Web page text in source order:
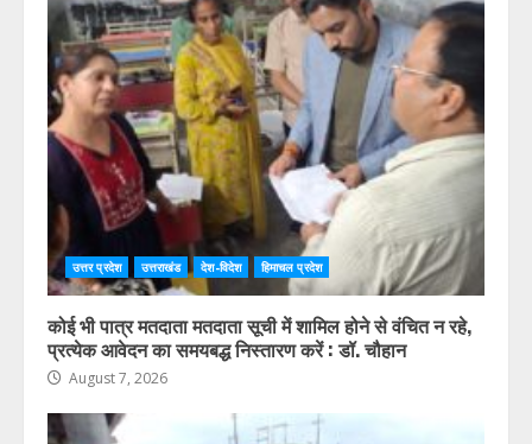
उत्तर प्रदेश उत्तराखंड देश-विदेश हिमाचल प्रदेश
कोई भी पात्र मतदाता मतदाता सूची में शामिल होने से वंचित न रहे,
प्रत्येक आवेदन का समयबद्ध निस्तारण करें : डॉ. चौहान
August 7, 2026